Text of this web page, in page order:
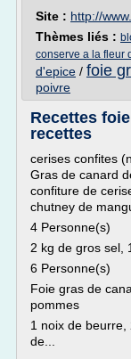
Site : http://
Thèmes liés :
conserve a la fleur
d'epice / foie
poivre
Recettes
recettes
cerises confites
Gras de canard
confiture de
chutney de
4 Personne(s)
2 kg de gros sel,
6 Personne(s)
Foie gras de
pommes
1 noix de beurre,
de...